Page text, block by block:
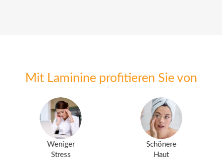
Mit Laminine profitieren Sie von
Weniger
Stress
Schönere
Haut